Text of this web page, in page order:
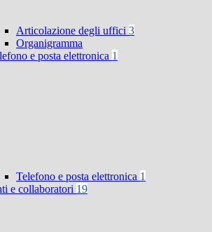
Articolazione degli uffici 3
Organigramma
e posta elettronica 1
Telefono e posta elettronica 1
e collaboratori 19